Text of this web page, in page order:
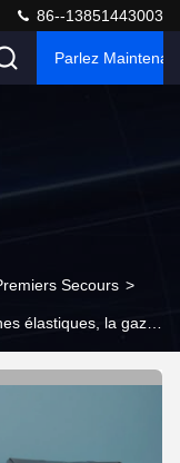
86--13851443003
Parlez
Secours >
élastiques, la gaze